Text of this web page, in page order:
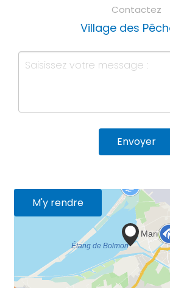
Contactez
Village des
Envoyer
M'y rendre